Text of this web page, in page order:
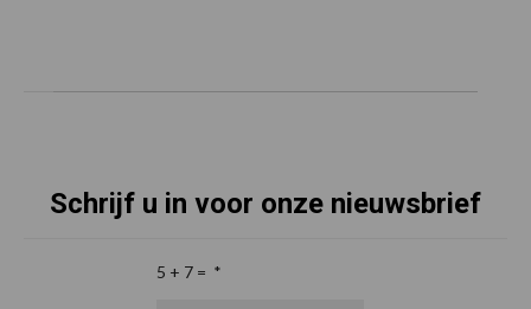
Schrijf u in voor onze nieuwsbrief
5 + 7 = *